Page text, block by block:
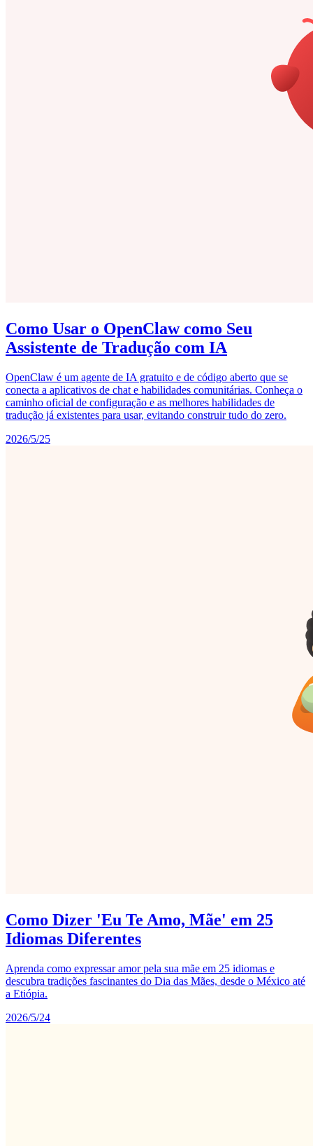
Como Usar o OpenClaw como Seu
Assistente de Tradução com IA
OpenClaw é um agente de IA gratuito e de código aberto que se
conecta a aplicativos de chat e habilidades comunitárias. Conheça o
caminho oficial de configuração e as melhores habilidades de
tradução já existentes para usar, evitando construir tudo do zero.
2026/5/25
Como Dizer 'Eu Te Amo, Mãe' em 25
Idiomas Diferentes
Aprenda como expressar amor pela sua mãe em 25 idiomas e
descubra tradições fascinantes do Dia das Mães, desde o México até
a Etiópia.
2026/5/24